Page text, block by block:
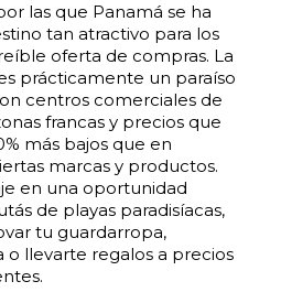
las que Panamá se ha
tan atractivo para los
oferta de compras. La
prácticamente un paraíso
centros comerciales de
francas y precios que
más bajos que en
marcas y productos.
en una oportunidad
de playas paradisíacas,
tu guardarropa,
llevarte regalos a precios